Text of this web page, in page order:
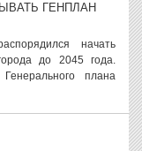
ГЕНПЛАН
начать
до 2045 года.
плана